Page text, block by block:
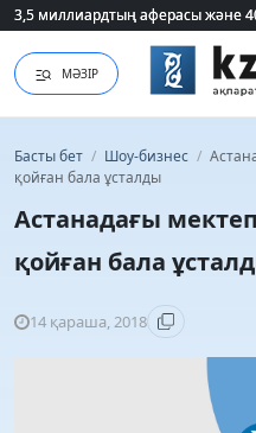
3,5 миллиардтың аферасы және
3,5 миллиардтың аферасы және
МӘЗІР
Басты бет / Шоу-бизнес /
қойған бала ұсталды
Астанадағы
қойған бала
14 қараша, 2018